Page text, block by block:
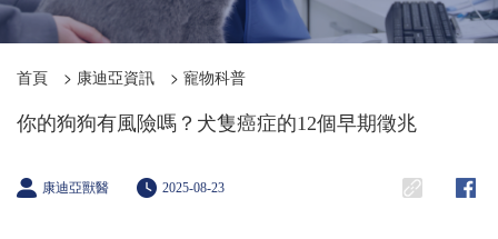
首頁 > 康迪亞資訊 > 寵物科普
你的狗狗有風險嗎？犬隻癌症的12個早期徵兆
康迪亞獸醫 2025-08-23